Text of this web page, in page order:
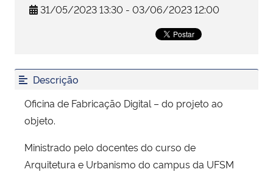
Ministério da Mulher, da Família e dos Direitos Humanos
Gabinete de Segurança Institucional
Advocacia-Geral da União
31/05/2023 13:30 - 03/06/2023 12:00
Descrição
Oficina de Fabricação Digital – do projeto ao
objeto.
Ministrado pelo docentes do curso de
Arquitetura e Urbanismo do campus da UFSM